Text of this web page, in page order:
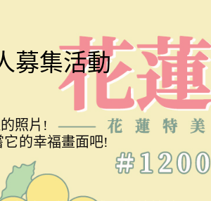
募集活動
照片!
的幸福畫面吧!